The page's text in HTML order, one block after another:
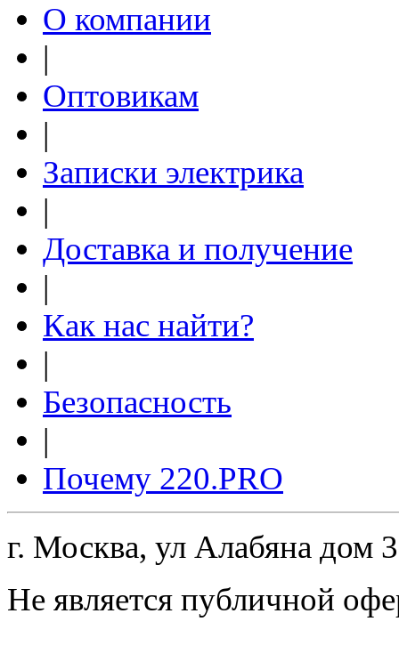
О компании
|
Оптовикам
|
Записки электрика
|
Доставка и получение
|
Как нас найти?
|
Безопасность
|
Почему 220.PRO
г. Москва, ул Алабяна дом
Не является публичной